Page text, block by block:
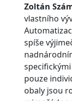
Zoltán
vlastního
spíše
pouze
obaly jsou